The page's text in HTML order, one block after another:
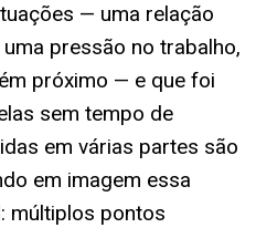
— uma relação
pressão no trabalho,
próximo — e que foi
sem tempo de
em várias partes são
em imagem essa
múltiplos pontos